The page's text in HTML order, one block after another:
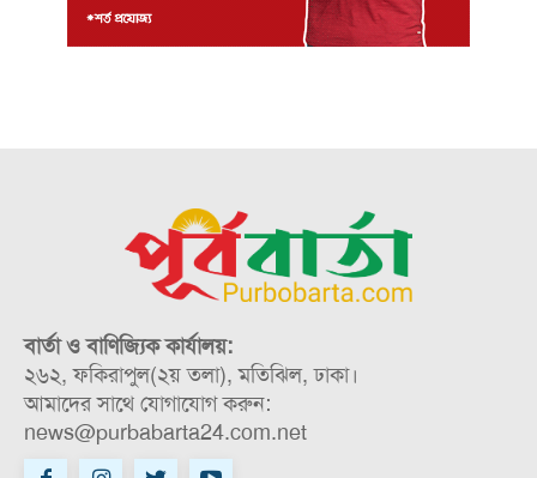
বার্তা ও বাণিজ্যিক কার্যালয়:
২৬২, ফকিরাপুল(২য় তলা), মতিঝিল, ঢাকা।
আমাদের সাথে যোগাযোগ করুন:
news@purbabarta24.com.net